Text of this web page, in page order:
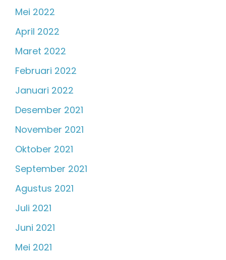
Mei 2022
April 2022
Maret 2022
Februari 2022
Januari 2022
Desember 2021
November 2021
Oktober 2021
September 2021
Agustus 2021
Juli 2021
Juni 2021
Mei 2021